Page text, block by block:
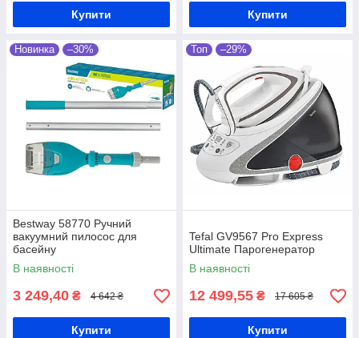
Купити Купити
Новинка –30%
Bestway 58770 Ручний
вакуумний пилосос для
басейну
В наявності
3 249,40 ₴ 4 642 ₴
Купити
Топ –29%
Tefal GV9567 Pro Express
Ultimate Парогенератор
В наявності
12 499,55 ₴ 17 605 ₴
Купити